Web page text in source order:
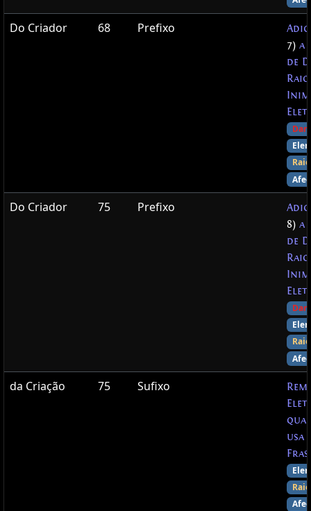
Do Criador 68 Prefixo
7) a
de
Raio
Do Criador 75 Prefixo
8) a
de
Raio
da Criação 75 Sufixo
usa
Raio